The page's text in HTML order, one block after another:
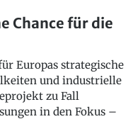
Chance für die
Europas strategische
und industrielle
zu Fall
in den Fokus –